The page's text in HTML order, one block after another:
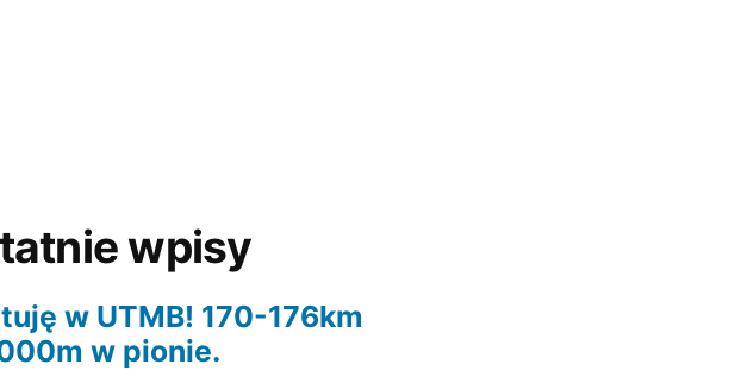
wpisy
w UTMB! 170-176km
w pionie.